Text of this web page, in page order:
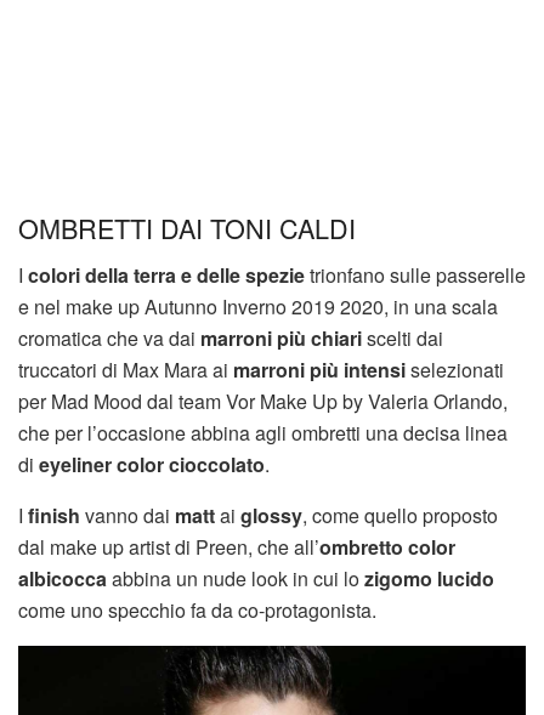
OMBRETTI DAI TONI CALDI
I colori della terra e delle spezietrionfano sulle passerelle
e nel make up Autunno Inverno 2019 2020, in una scala
cromatica che va dai marroni più chiariscelti dai
truccatori di Max Mara ai marroni più intensiselezionati
per Mad Mood dal team Vor Make Up by Valeria Orlando,
che per l’occasione abbina agli ombretti una decisa linea
di eyeliner color cioccolato.
I finish vanno dai mattai glossy, come quello proposto
dal make up artist di Preen, che all’ombretto color
albicoccaabbina un nude look in cui lozigomo lucido
come uno specchio fa da co-protagonista.